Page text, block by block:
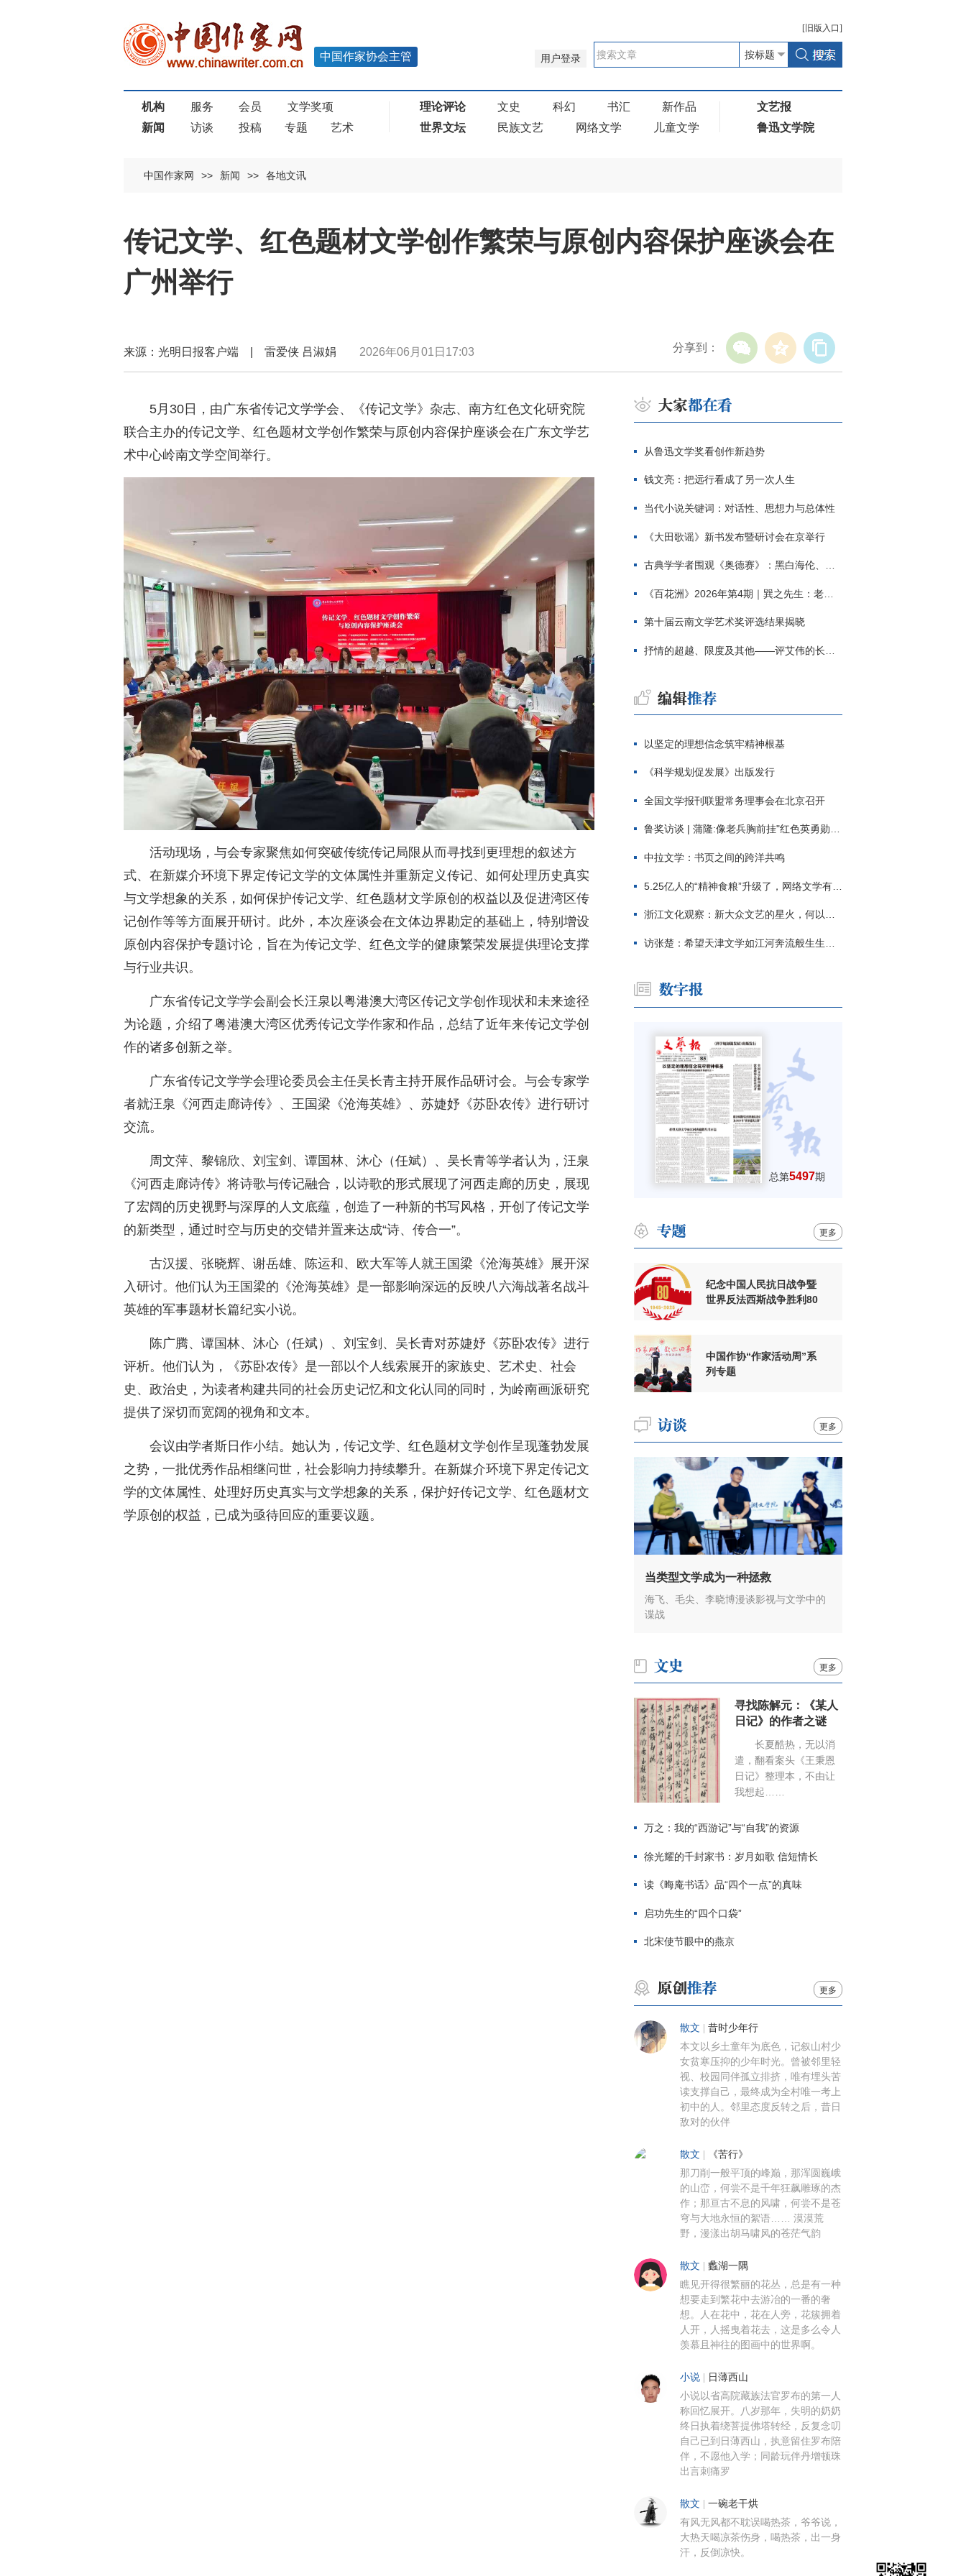
[ 旧版 入口]
用户登录
中国作家协会主管
机构 服务 会员
文学奖项
新闻
访谈 投稿 专题 艺术
理论评论 文史 科幻 书汇
新作品
世界文坛
民族文艺 网络文学 儿童文学
文艺报
鲁迅文学院
中国作家网 >> 新闻 >> 各地文讯
传记文学、红色题材文学创作繁荣与原创内容保护座谈会在
广州举行
分享到：
来源：光明日报客户端 | 雷爱侠 吕淑娟 2026年06月01日17:03
5月30日，由广东省传记文学学会、《传记文学》杂志、南方红色文化研究院
联合主办的传记文学、红色题材文学创作繁荣与原创内容保护座谈会在广东文学艺
术中心岭南文学空间举行。
活动现场，与会专家聚焦如何突破传统传记局限从而寻找到更理想的叙述方
式、在新媒介环境下界定传记文学的文体属性并重新定义传记、如何处理历史真实
与文学想象的关系，如何保护传记文学、红色题材文学原创的权益以及促进湾区传
记创作等等方面展开研讨。此外，本次座谈会在文体边界勘定的基础上，特别增设
原创内容保护专题讨论，旨在为传记文学、红色文学的健康繁荣发展提供理论支撑
与行业共识。
广东省传记文学学会副会长汪泉以粤港澳大湾区传记文学创作现状和未来途径
为论题，介绍了粤港澳大湾区优秀传记文学作家和作品，总结了近年来传记文学创
作的诸多创新之举。
广东省传记文学学会理论委员会主任吴长青主持开展作品研讨会。与会专家学
者就汪泉《河西走廊诗传》、王国梁《沧海英雄》、苏婕妤《苏卧农传》进行研讨
交流。
周文萍、黎锦欣、刘宝剑、谭国林、沐心（任斌）、吴长青等学者认为，汪泉
《河西走廊诗传》将诗歌与传记融合，以诗歌的形式展现了河西走廊的历史，展现
了宏阔的历史视野与深厚的人文底蕴，创造了一种新的书写风格，开创了传记文学
的新类型，通过时空与历史的交错并置来达成“诗、传合一”。
古汉援、张晓辉、谢岳雄、陈运和、欧大军等人就王国梁《沧海英雄》展开深
入研讨。他们认为王国梁的《沧海英雄》是一部影响深远的反映八六海战著名战斗
英雄的军事题材长篇纪实小说。
陈广腾、谭国林、沐心（任斌）、刘宝剑、吴长青对苏婕妤《苏卧农传》进行
评析。他们认为，《苏卧农传》是一部以个人线索展开的家族史、艺术史、社会
史、政治史，为读者构建共同的社会历史记忆和文化认同的同时，为岭南画派研究
提供了深切而宽阔的视角和文本。
会议由学者斯日作小结。她认为，传记文学、红色题材文学创作呈现蓬勃发展
之势，一批优秀作品相继问世，社会影响力持续攀升。在新媒介环境下界定传记文
学的文体属性、处理好历史真实与文学想象的关系，保护好传记文学、红色题材文
学原创的权益，已成为亟待回应的重要议题。
从鲁迅文学奖看创作新趋势
钱文亮：把远行看成了另一次人生
当代小说关键词：对话性、思想力与总体性
《大田歌谣》新书发布暨研讨会在京举行
古典学学者围观《奥德赛》：黑白海伦、佩涅罗佩的别针与神秘入侵者
《百花洲》2026年第4期｜巽之先生：老兵朱向前侧记三题
第十届云南文学艺术奖评选结果揭晓
抒情的超越、限度及其他——评艾伟的长篇小说《春歌》
以坚定的理想信念筑牢精神根基
《科学规划促发展》出版发行
全国文学报刊联盟常务理事会在北京召开
鲁奖访谈 | 蒲隆:像老兵胸前挂"红色英勇勋章"
中拉文学：书页之间的跨洋共鸣
5.25亿人的“精神食粮”升级了，网络文学有了哪些新变化？
浙江文化观察：新大众文艺的星火，何以燎原？
访张楚：希望天津文学如江河奔流般生生不息
总第5497期
更多
纪念中国人民抗日战争暨
世界反法西斯战争胜利80
中国作协“作家活动周”系
列专题
更多
当类型文学成为一种拯救
海飞、毛尖、李晓博漫谈影视与文学中的
谍战
更多
寻找陈解元：《某人
日记》的作者之谜
长夏酷热，无以消
遣，翻看案头《王秉恩
日记》整理本，不由让
我想起……
万之：我的“西游记”与“自我”的资源
徐光耀的千封家书：岁月如歌 信短情长
读《晦庵书话》品“四个一点”的真味
启功先生的“四个口袋”
北宋使节眼中的燕京
更多
散文 昔时少年行
本文以乡土童年为底色，记叙山村少
女贫寒压抑的少年时光。曾被邻里轻
视、校园同伴孤立排挤，唯有埋头苦
读支撑自己，最终成为全村唯一考上
初中的人。邻里态度反转之后，昔日
敌对的伙伴
散文 《苦行》
那刀削一般平顶的峰巅，那浑圆巍峨
的山峦，何尝不是千年狂飙雕琢的杰
作；那亘古不息的风啸，何尝不是苍
穹与大地永恒的絮语…… 漠漠荒
野，漫漾出胡马啸风的苍茫气韵
散文 蠡湖一隅
瞧见开得很繁丽的花丛，总是有一种
想要走到繁花中去游冶的一番的奢
想。人在花中，花在人旁，花簇拥着
人开，人摇曳着花去，这是多么令人
羡慕且神往的图画中的世界啊。
小说 日薄西山
小说以省高院藏族法官罗布的第一人
称回忆展开。八岁那年，失明的奶奶
终日执着绕菩提佛塔转经，反复念叨
自己已到日薄西山，执意留住罗布陪
伴，不愿他入学；同龄玩伴丹增顿珠
出言刺痛罗
散文 一碗老干烘
有风无风都不耽误喝热茶，爷爷说，
大热天喝凉茶伤身，喝热茶，出一身
汗，反倒凉快。